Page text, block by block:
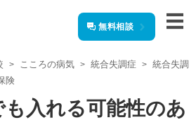
無料相談
こころの病気 統合失調症
統合失調
険
入れる可能性のあ